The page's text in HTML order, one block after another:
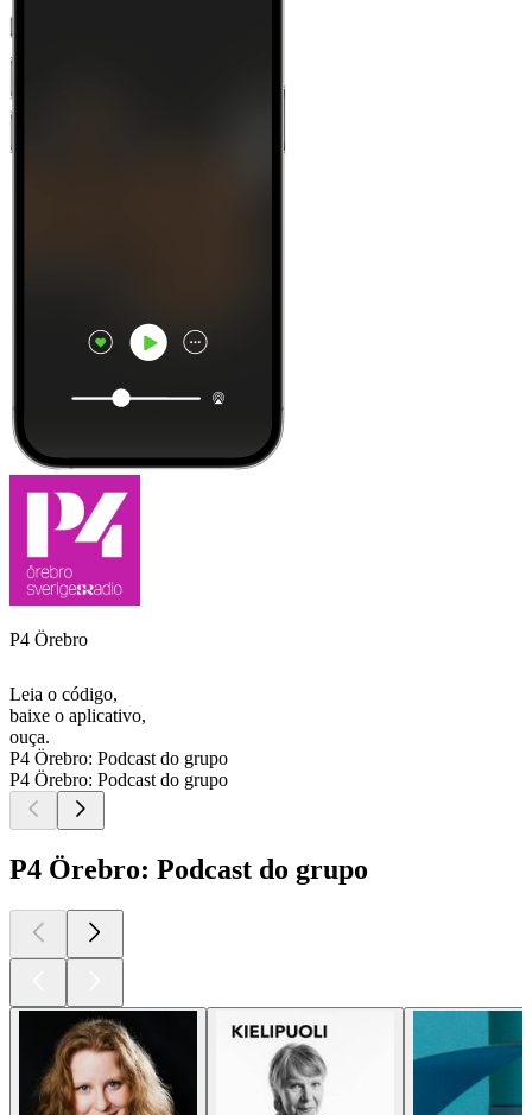
P4 Örebro
Leia o código,
baixe o aplicativo,
ouça.
P4 Örebro: Podcast do grupo
P4 Örebro: Podcast do grupo
P4 Örebro: Podcast do grupo